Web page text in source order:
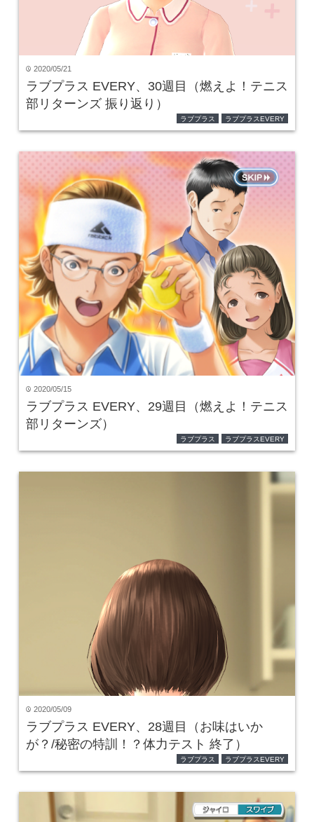
time 2020/05/21
ラブプラス EVERY、30週目（燃えよ！テニス
部リターンズ 振り返り）
ラブプラス ラブプラスEVERY
time 2020/05/15
ラブプラス EVERY、29週目（燃えよ！テニス
部リターンズ）
ラブプラス ラブプラスEVERY
time 2020/05/09
ラブプラス EVERY、28週目（お味はいか
が？/秘密の特訓！？体力テスト 終了）
ラブプラス ラブプラスEVERY